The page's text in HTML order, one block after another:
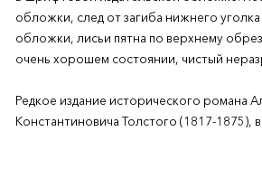
обложки, след от загиба нижнего
обложки, лисьи пятна по верхнему
очень хорошем состоянии, чистый
Редкое издание исторического романа
Константиновича Толстого (1817-1875),